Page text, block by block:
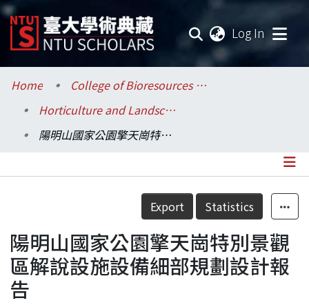
Log In
Communities & Collections
Research Outputs
Statistics
Home
College of Bioresources and Agriculture / 生物資源暨農學院
Horticulture and Landscape Architecture / 園藝暨景觀學系
陽明山國家公園擎天崗特別景觀區解說設施設備細部規劃設計報告
Details
Export Statistics
陽明山國家公園擎天崗特別景觀
區解說設施設備細部規劃設計報
告